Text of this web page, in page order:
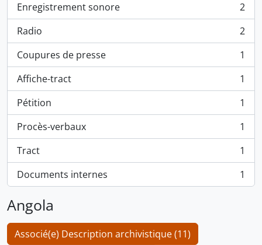
Enregistrement sonore
, 2 résultats
2
Radio
, 2 résultats
2
Coupures de presse
, 1 résultats
1
Affiche-tract
, 1 résultats
1
Pétition
, 1 résultats
1
Procès-verbaux
, 1 résultats
1
Tract
, 1 résultats
1
Documents internes
, 1 résultats 1
Angola
Associé(e) Description archivistique (11)